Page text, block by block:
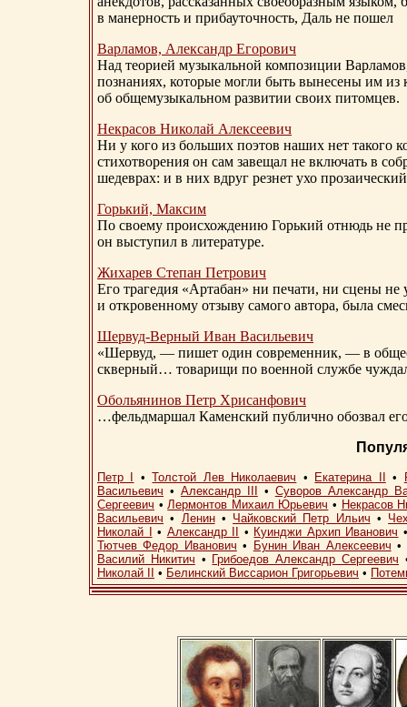
в манерность и прибауточность, Даль не пошел
Варламов, Александр Егорович
Над теорией музыкальной композиции
познаниях, которые могли быть вынесены им из
об общемузыкальном развитии своих питомцев.
Некрасов Николай Алексеевич
Ни у кого из больших поэтов наших нет такого
стихотворения он сам завещал не включать в
шедеврах: и в них вдруг резнет ухо
Горький, Максим
По своему происхождению Горький отнюдь не
он выступил в литературе.
Жихарев Степан Петрович
Его трагедия «Артабан» ни печати, ни сцены
и откровенному отзыву самого автора, была
Шервуд-Верный Иван Васильевич
«Шервуд, — пишет один современник, — в
скверный… товарищи по военной службе
Обольянинов Петр Хрисанфович
…фельдмаршал Каменский публично обозвал
Петр I •Толстой Лев Николаевич • Екатерина II •
Васильевич • Александр III • Суворов Александр
Сергеевич •Лермонтов Михаил Юрьевич • Некрасов
Васильевич • Ленин• Чайковский Петр Ильич •
Николай I
• Александр II • Куинджи Архип Иванович
Тютчев Федор Иванович • Бунин Иван Алексеевич •
Василий Никитич • Грибоедов Александр Сергеевич
Николай II
• Белинский Виссарион Григорьевич •